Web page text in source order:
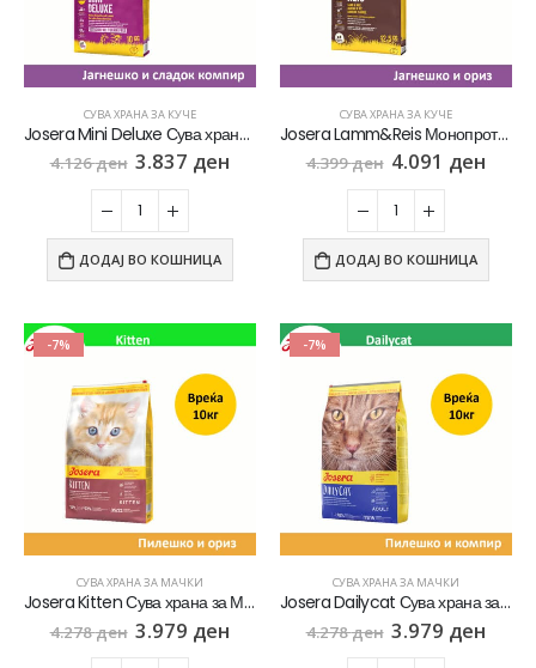
СУВА ХРАНА ЗА КУЧЕ
Josera Mini Deluxe Сува храна за Возрасни кучиња со Мал раст со Јагнешко [Вреќа 10кг]
4.126ден 3.837 ден
ДОДАЈ ВО КОШНИЦА
СУВА ХРАНА ЗА КУЧЕ
Josera Lamm&Reis Монопротеинска Храна за Кучиња со 100% Јагнешко и ориз [Вреќа 12.5кг]
4.399ден 4.091 ден
ДОДАЈ ВО КОШНИЦА
-7%
СУВА ХРАНА ЗА МАЧКИ
Josera Kitten Сува храна за Маченца во развој со Пилешко и ориз [Вреќа 10кг]
4.278ден 3.979 ден
-7%
СУВА ХРАНА ЗА МАЧКИ
Josera Dailycat Сува храна за Возрасни мачки со Пилешко и компир [Вреќа 10кг]
4.278ден 3.979 ден